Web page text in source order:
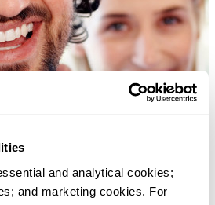
and analytical cookies;
and marketing cookies. For